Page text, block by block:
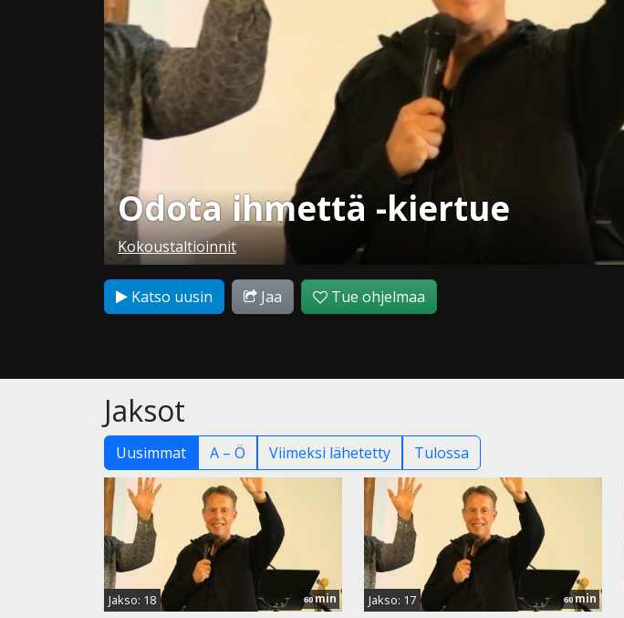
Odota ihmettä -kiertue
Kokoustaltioinnit
Katso uusin Jaa Tue ohjelmaa
Jaksot
Uusimmat A – Ö Viimeksi lähetetty Tulossa
Jakso: 18 60min Jakso: 17 60min